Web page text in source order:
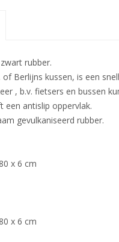
rubber.
of Berlijns kussen, is een
, b.v. fietsers en bussen
een antislip oppervlak.
gevulkaniseerd rubber.
x 6 cm
x 6 cm